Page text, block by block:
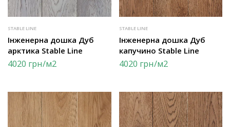
STABLE LINE
Інженерна дошка Дуб
арктика Stable Line
4020 грн/м2
STABLE LINE
Інженерна дошка Дуб
капучино Stable Line
4020 грн/м2